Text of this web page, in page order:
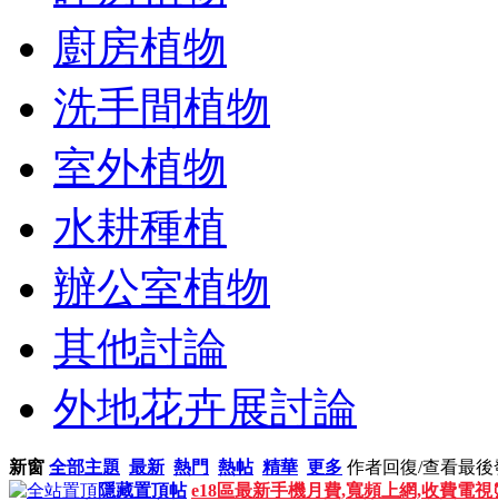
廚房植物
洗手間植物
室外植物
水耕種植
辦公室植物
其他討論
外地花卉展討論
新窗 全部主題 最新 熱門 熱帖 精華 更多 作者回復/查看最後
隱藏置頂帖 e18區最新手機月費,寬頻上網,收費電